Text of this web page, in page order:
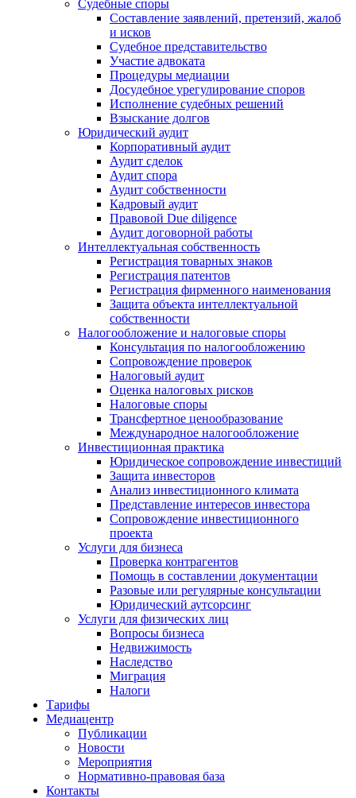
Судебные споры
Составление заявлений, претензий, жалоб
и исков
Судебное представительство
Участие адвоката
Процедуры медиации
Досудебное урегулирование споров
Исполнение судебных решений
Взыскание долгов
Юридический аудит
Корпоративный аудит
Аудит сделок
Аудит спора
Аудит собственности
Кадровый аудит
Правовой Due diligence
Аудит договорной работы
Интеллектуальная собственность
Регистрация товарных знаков
Регистрация патентов
Регистрация фирменного наименования
Защита объекта интеллектуальной
собственности
Налогообложение и налоговые споры
Консультация по налогообложению
Сопровождение проверок
Налоговый аудит
Оценка налоговых рисков
Налоговые споры
Трансфертное ценообразование
Международное налогообложение
Инвестиционная практика
Юридическое сопровождение инвестиций
Защита инвесторов
Анализ инвестиционного климата
Представление интересов инвестора
Сопровождение инвестиционного
проекта
Услуги для бизнеса
Проверка контрагентов
Помощь в составлении документации
Разовые или регулярные консультации
Юридический аутсорсинг
Услуги для физических лиц
Вопросы бизнеса
Недвижимость
Наследство
Миграция
Налоги
Тарифы
Медиацентр
Публикации
Новости
Мероприятия
Нормативно-правовая база
Контакты